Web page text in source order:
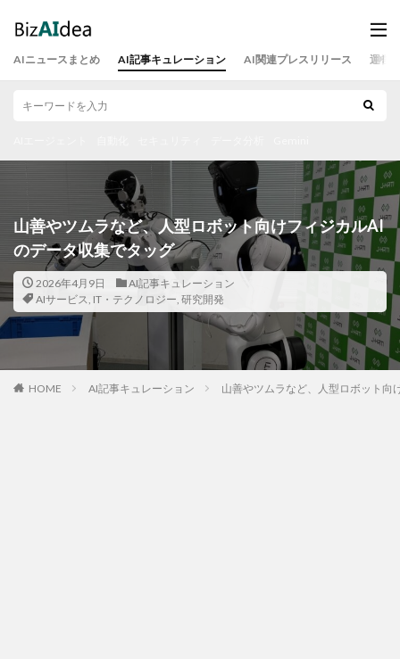
AIニュースまとめ AI記事キュレーション AI関連プレスリリース 運営
山善やツムラなど、人型ロボット向けフィジカルAI
のデータ収集でタッグ
2026年4月9日
AI記事キュレーション
AIサービス, IT・テクノロジー, 研究開発
HOME AI記事キュレーション 山善やツムラなど、人型ロボット向